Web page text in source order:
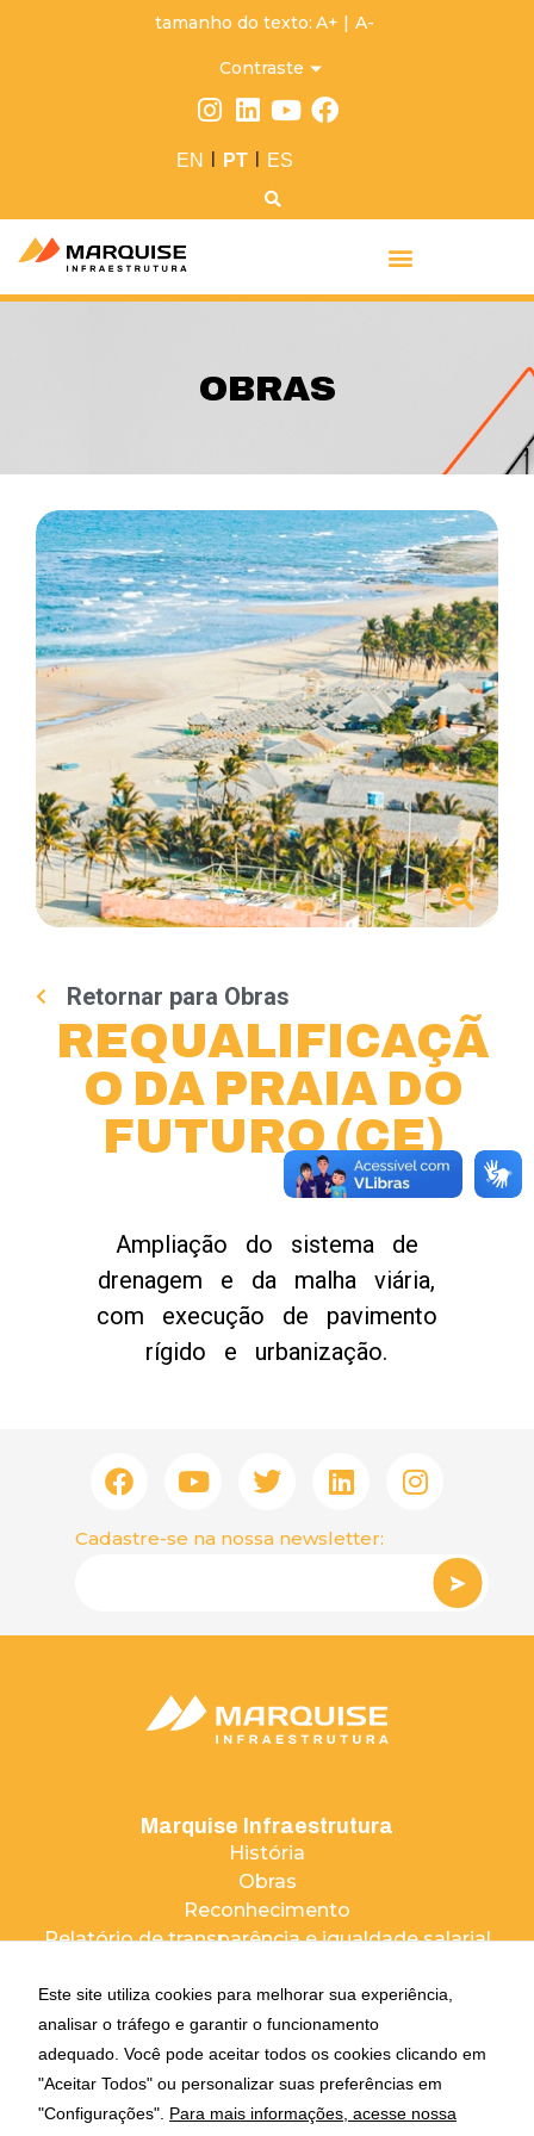
tamanho do texto: A+ | A-
Contraste
EN | PT | ES
OBRAS
Retornar para Obras
REQUALIFICAÇÃ
O DA PRAIA DO
FUTURO (CE)
Ampliação do sistema de
drenagem e da malha viária,
com execução de pavimento
rígido e urbanização.
Cadastre-se na nossa newsletter:
Marquise Infraestrutura
História
Obras
Reconhecimento
Relatório de transparência e igualdade salarial
Negócios
Grupo Marquise
Marquise Ambiental
Marquise Incorporações
Comunicação
Este site utiliza cookies para melhorar sua experiência,
analisar o tráfego e garantir o funcionamento
adequado. Você pode aceitar todos os cookies clicando em
"Aceitar Todos" ou personalizar suas preferências em
"Configurações". Para mais informações, acesse nossa